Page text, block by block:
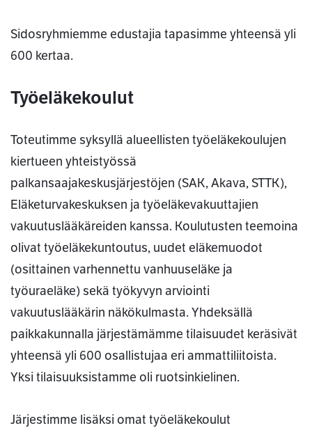
Sidosryhmiemme edustajia tapasimme yhteensä yli
600 kertaa.
Työeläkekoulut
Toteutimme syksyllä alueellisten työeläkekoulujen
kiertueen yhteistyössä
palkansaajakeskusjärjestöjen (SAK, Akava, STTK),
Eläketurvakeskuksen ja työeläkevakuuttajien
vakuutuslääkäreiden kanssa. Koulutusten teemoina
olivat työeläkekuntoutus, uudet eläkemuodot
(osittainen varhennettu vanhuuseläke ja
työuraeläke) sekä työkyvyn arviointi
vakuutuslääkärin näkökulmasta. Yhdeksällä
paikkakunnalla järjestämämme tilaisuudet keräsivät
yhteensä yli 600 osallistujaa eri ammattiliitoista.
Yksi tilaisuuksistamme oli ruotsinkielinen.
Järjestimme lisäksi omat työeläkekoulut